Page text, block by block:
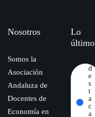
Nosotros
Somos la
Asociación
Andaluza de
Docentes de
Economía en
Lo
último
d
e
s
t
a
c
a